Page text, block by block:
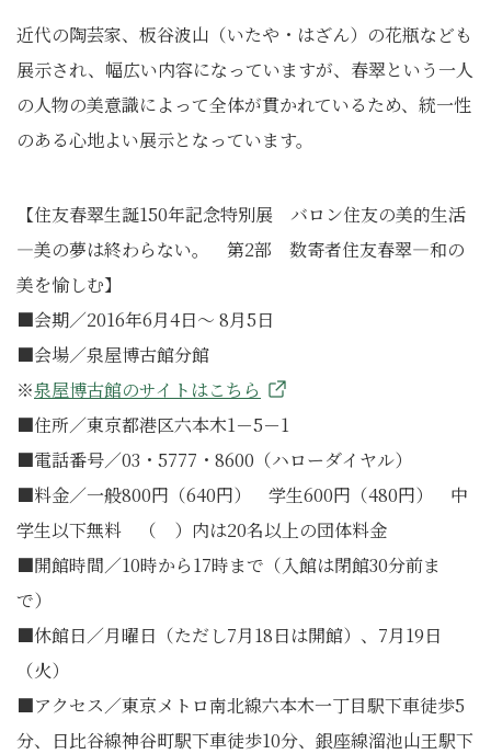
近代の陶芸家、板谷波山（いたや・はざん）の花瓶なども
展示され、幅広い内容になっていますが、春翠という一人
の人物の美意識によって全体が貫かれているため、統一性
のある心地よい展示となっています。
【住友春翠生誕150年記念特別展 バロン住友の美的生活
―美の夢は終わらない。 第2部 数寄者住友春翠―和の
美を愉しむ】
■会期／2016年6月4日～ 8月5日
■会場／泉屋博古館分館
※泉屋博古館のサイトはこちら
■住所／東京都港区六本木1－5－1
■電話番号／03・5777・8600（ハローダイヤル）
■料金／一般800円（640円） 学生600円（480円） 中
学生以下無料 （ ）内は20名以上の団体料金
■開館時間／10時から17時まで（入館は閉館30分前ま
で）
■休館日／月曜日（ただし7月18日は開館）、7月19日
（火）
■アクセス／東京メトロ南北線六本木一丁目駅下車徒歩5
分、日比谷線神谷町駅下車徒歩10分、銀座線溜池山王駅下